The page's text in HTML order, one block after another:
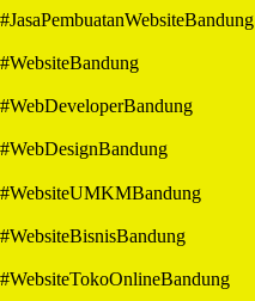
#JasaPembuatanWebsiteBandung
#WebsiteBandung
#WebDeveloperBandung
#WebDesignBandung
#WebsiteUMKMBandung
#WebsiteBisnisBandung
#WebsiteTokoOnlineBandung